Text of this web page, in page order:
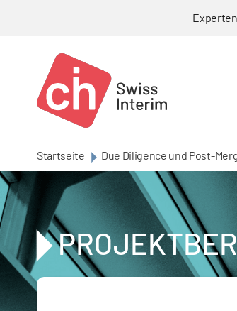
Startseite Due Diligence und Post-